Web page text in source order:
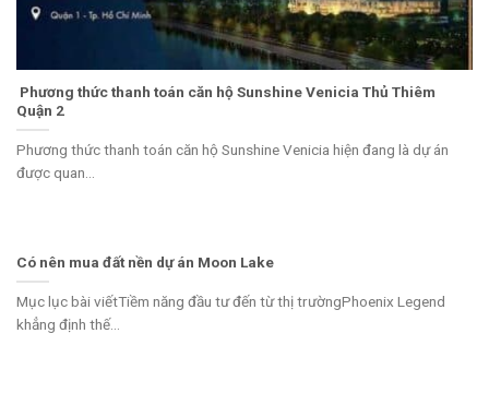
Phương thức thanh toán căn hộ Sunshine Venicia Thủ Thiêm
Quận 2
Phương thức thanh toán căn hộ Sunshine Venicia hiện đang là dự án
được quan...
Có nên mua đất nền dự án Moon Lake
Mục lục bài viếtTiềm năng đầu tư đến từ thị trườngPhoenix Legend
khẳng định thế...